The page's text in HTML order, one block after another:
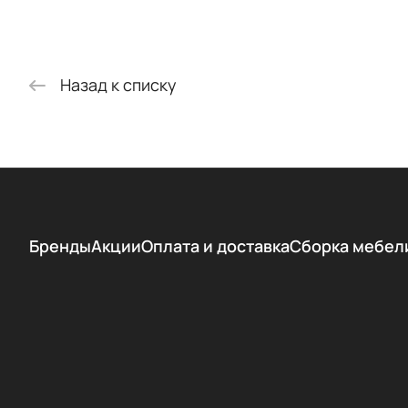
Назад к списку
БрендыАкцииОплата и доставкаСборка